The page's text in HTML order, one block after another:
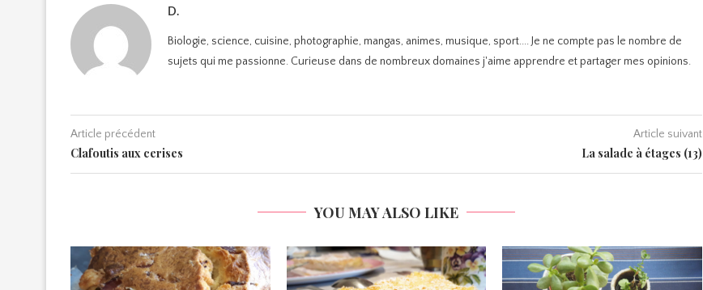
D.
Biologie, science, cuisine, photographie, mangas, animes, musique, sport.... Je ne compte pas le nombre de
sujets qui me passionne. Curieuse dans de nombreux domaines j'aime apprendre et partager mes opinions.
Article précédent
Clafoutis aux cerises
Article suivant
La salade à étages (13)
YOU MAY ALSO LIKE